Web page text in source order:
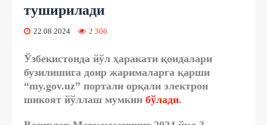
туширилади
22.08.2024 2 306
Ўзбекистонда йўл ҳаракати қоидалари
бузилишига доир жарималарга қарши
“my.gov.uz” портали орқали электрон
шикоят йўллаш мумкин бўлади.